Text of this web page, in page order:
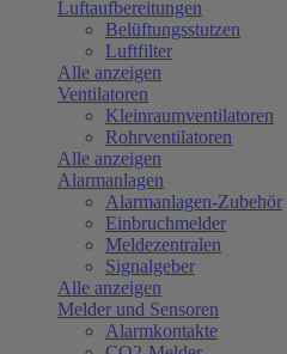
Luftaufbereitungen
Belüftungsstutzen
Luftfilter
Alle anzeigen
Ventilatoren
Kleinraumventilatoren
Rohrventilatoren
Alle anzeigen
Alarmanlagen
Alarmanlagen-Zubehör
Einbruchmelder
Meldezentralen
Signalgeber
Alle anzeigen
Melder und Sensoren
Alarmkontakte